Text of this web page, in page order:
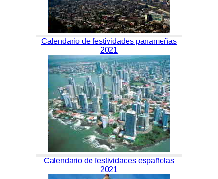
Calendario de festividades panameñas
2021
Calendario de festividades españolas
2021